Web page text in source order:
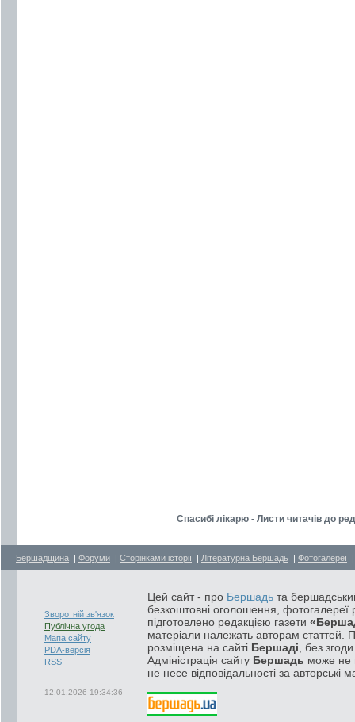
Спасибі лікарю - Листи читачів до
Бершадщина | Форуми | Сторінками історії | Літературна Бершадь | Фотогалереї
Зворотній зв'язок
Публічна угода
Мапа сайту
PDA-версія
RSS
12.01.2026 19:34:36
Цей сайт - про Бершадь та
безкоштовні оголошення, фотогалереї
підготовлено редакцією газети
матеріали належать авторам статтей.
розміщена на сайті Бершаді , без
Адміністрація сайту Бершадь може не
не несе відповідальності за авторські